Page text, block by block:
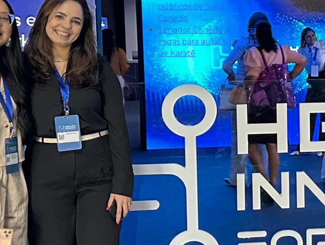
públicos de Senador
Canedo
Senador Canedo anuncia
vagas para aulas gratuitas
de Karatê